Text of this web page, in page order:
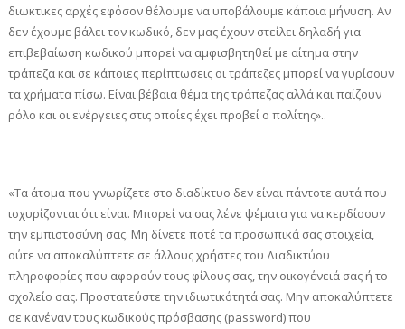
διωκτικες αρχές εφόσον θέλουμε να υποβάλουμε κάποια μήνυση. Αν
δεν έχουμε βάλει τον κωδικό, δεν μας έχουν στείλει δηλαδή για
επιβεβαίωση κωδικού μπορεί να αμφισβητηθεί με αίτημα στην
τράπεζα και σε κάποιες περίπτωσεις οι τράπεζες μπορεί να γυρίσουν
τα χρήματα πίσω. Είναι βέβαια θέμα της τράπεζας αλλά και παίζουν
ρόλο και οι ενέργειες στις οποίες έχει προβεί ο πολίτης»..
«Τα άτομα που γνωρίζετε στο διαδίκτυο δεν είναι πάντοτε αυτά που
ισχυρίζονται ότι είναι. Μπορεί να σας λένε ψέματα για να κερδίσουν
την εμπιστοσύνη σας. Μη δίνετε ποτέ τα προσωπικά σας στοιχεία,
ούτε να αποκαλύπτετε σε άλλους χρήστες του Διαδικτύου
πληροφορίες που αφορούν τους φίλους σας, την οικογένειά σας ή το
σχολείο σας. Προστατεύστε την ιδιωτικότητά σας. Μην αποκαλύπτετε
σε κανέναν τους κωδικούς πρόσβασης (password) που